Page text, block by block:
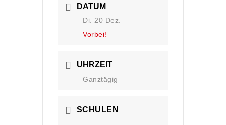
DATUM
Di. 20 Dez.
Vorbei!
UHRZEIT
Ganztägig
SCHULEN